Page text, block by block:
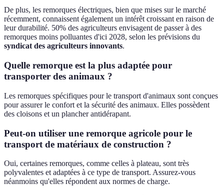
De plus, les remorques électriques, bien que mises sur le marché
récemment, connaissent également un intérêt croissant en raison de
leur durabilité. 50% des agriculteurs envisagent de passer à des
remorques moins polluantes d'ici 2028, selon les prévisions du
syndicat des agriculteurs innovants.
Quelle remorque est la plus adaptée pour
transporter des animaux ?
Les remorques spécifiques pour le transport d'animaux sont conçues
pour assurer le confort et la sécurité des animaux. Elles possèdent
des cloisons et un plancher antidérapant.
Peut-on utiliser une remorque agricole pour le
transport de matériaux de construction ?
Oui, certaines remorques, comme celles à plateau, sont très
polyvalentes et adaptées à ce type de transport. Assurez-vous
néanmoins qu'elles répondent aux normes de charge.